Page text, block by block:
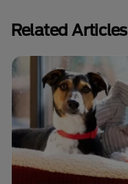
Related Articles